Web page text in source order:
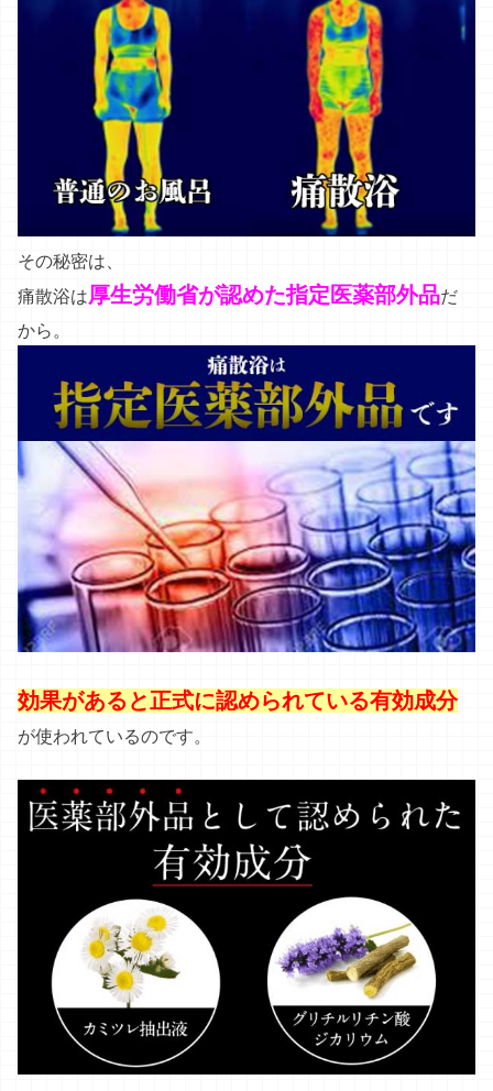
その秘密は、
痛散浴は厚生労働省が認めた指定医薬部外品だ
から。
効果があると正式に認められている有効成分
が使われているのです。